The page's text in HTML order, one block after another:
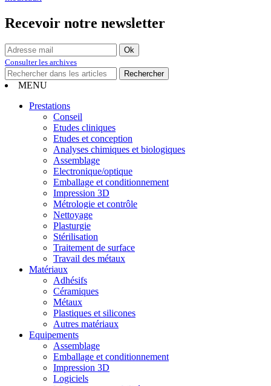
Recevoir notre newsletter
Consulter les archives
MENU
Prestations
Conseil
Etudes cliniques
Etudes et conception
Analyses chimiques et biologiques
Assemblage
Electronique/optique
Emballage et conditionnement
Impression 3D
Métrologie et contrôle
Nettoyage
Plasturgie
Stérilisation
Traitement de surface
Travail des métaux
Matériaux
Adhésifs
Céramiques
Métaux
Plastiques et silicones
Autres matériaux
Equipements
Assemblage
Emballage et conditionnement
Impression 3D
Logiciels